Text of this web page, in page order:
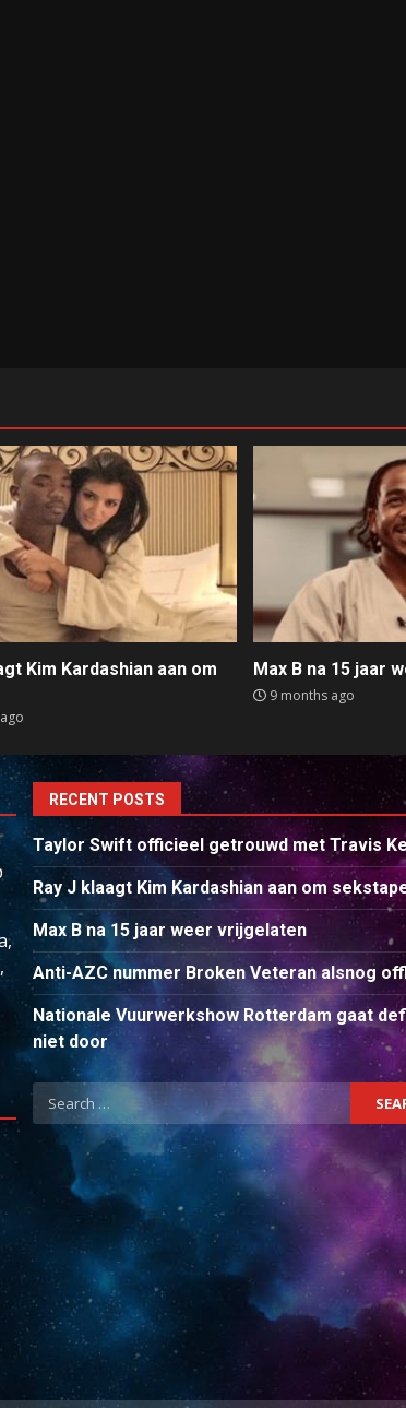
Kim Kardashian aan om
Max B na 15 jaar
9 months ago
RECENT POSTS
Taylor Swift officieel getrouwd met Travis
Ray J klaagt Kim Kardashian aan om
Max B na 15 jaar weer vrijgelaten
Anti-AZC nummer Broken Veteran alsnog
Nationale Vuurwerkshow Rotterdam gaat
niet door
Search
for: